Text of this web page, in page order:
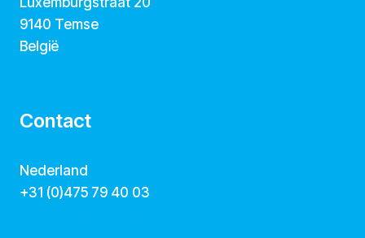
9140 Temse
België
Contact
Nederland
+31 (0)475 79 40 03